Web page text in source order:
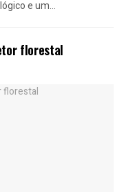
e um...
florestal